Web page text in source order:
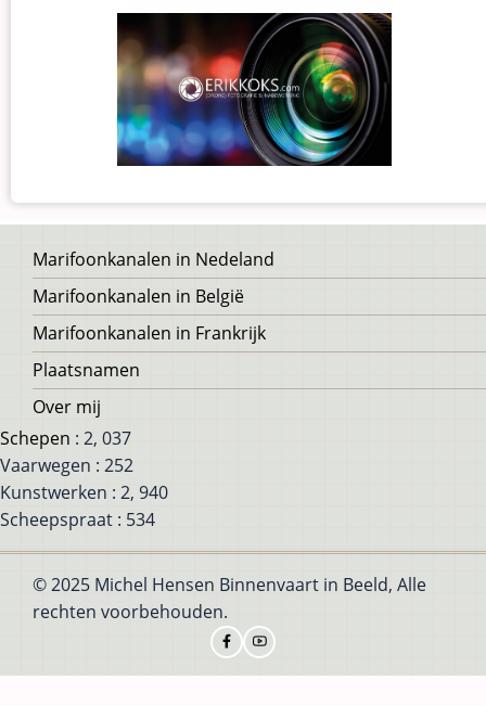
Voet
Marifoonkanalen in Nedeland
Marifoonkanalen in België
Marifoonkanalen in Frankrijk
Plaatsnamen
Over mij
Schepen : 2, 037
Vaarwegen : 252
Kunstwerken : 2, 940
Scheepspraat : 534
© 2025 Michel Hensen Binnenvaart in Beeld, Alle
rechten voorbehouden.